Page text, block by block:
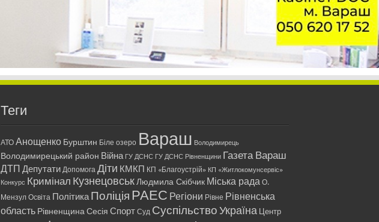
Теги
АТО Анощенко Бурштин Біле озеро Вараш Володимирець
Володимирецький район Війна ГУ ДСНС ГУ ДСНС Рівненщини Газета Вараш
ДТП Депутати Допомога Діти КМКП КП «Благоустрій» КП «Житлокомунсервіс»
Конкурс Кримінал Кузнецовськ Людмила Скібчик Міська рада О.
Мензул Освіта Політика Поліція РАЕС Регіони Рівне Рівненська
область Рівненщина Сесія Спорт Суд Суспільство Україна Центр